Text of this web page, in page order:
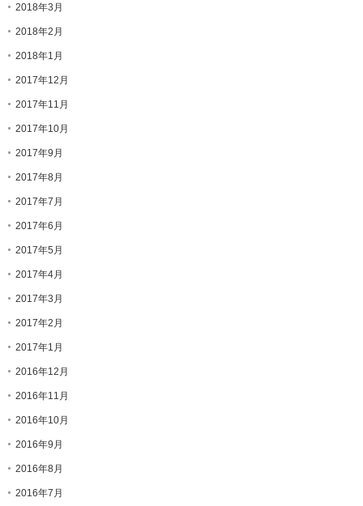
2018年3月
2018年2月
2018年1月
2017年12月
2017年11月
2017年10月
2017年9月
2017年8月
2017年7月
2017年6月
2017年5月
2017年4月
2017年3月
2017年2月
2017年1月
2016年12月
2016年11月
2016年10月
2016年9月
2016年8月
2016年7月